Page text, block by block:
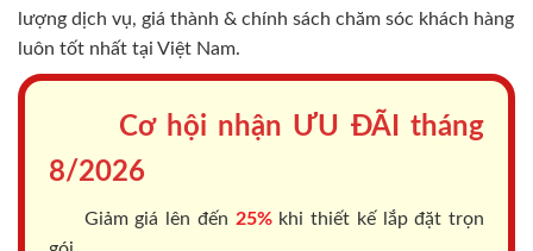
lượng dịch vụ, giá thành & chính sách chăm sóc khách hàng
luôn tốt nhất tại Việt Nam.
Cơ hội nhận ƯU ĐÃI tháng
8/2026
Giảm giá lên đến 25%khi thiết kế lắp đặt trọn